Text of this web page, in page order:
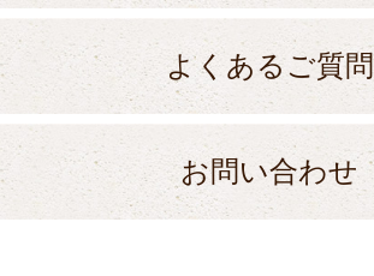
よくあるご質問
お問い合わせ